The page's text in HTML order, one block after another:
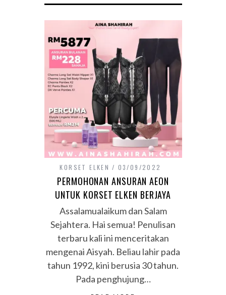
KORSET ELKEN 03/09/2022
PERMOHONAN ANSURAN AEON
UNTUK KORSET ELKEN BERJAYA
Assalamualaikum dan Salam
Sejahtera. Hai semua! Penulisan
terbaru kali ini menceritakan
mengenai Aisyah. Beliau lahir pada
tahun 1992, kini berusia 30 tahun.
Pada penghujung…